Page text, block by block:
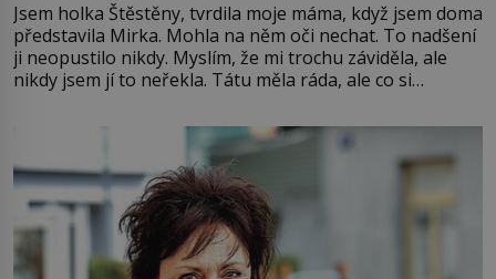
Jsem holka Štěstěny, tvrdila moje máma, když jsem doma
představila Mirka. Mohla na něm oči nechat. To nadšení
ji neopustilo nikdy. Myslím, že mi trochu záviděla, ale
nikdy jsem jí to neřekla. Tátu měla ráda, ale co si
Jsme spolu moc rádi Tehdy byla jiná doba, když